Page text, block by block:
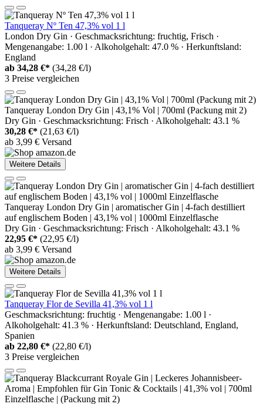
Tanqueray Nº Ten 47,3% vol 1 l
London Dry Gin · Geschmacksrichtung: fruchtig, Frisch ·
Mengenangabe: 1.00 l · Alkoholgehalt: 47.0 % · Herkunftsland:
England
ab 34,28 €* (34,28 €/l)
3 Preise vergleichen
Tanqueray London Dry Gin | 43,1% Vol | 700ml (Packung mit 2)
Dry Gin · Geschmacksrichtung: Frisch · Alkoholgehalt: 43.1 %
30,28 €* (21,63 €/l)
ab 3,99 € Versand
Weitere Details
Tanqueray London Dry Gin | aromatischer Gin | 4-fach destilliert
auf englischem Boden | 43,1% vol | 1000ml Einzelflasche
Dry Gin · Geschmacksrichtung: Frisch · Alkoholgehalt: 43.1 %
22,95 €* (22,95 €/l)
ab 3,99 € Versand
Weitere Details
Tanqueray Flor de Sevilla 41,3% vol 1 l
Geschmacksrichtung: fruchtig · Mengenangabe: 1.00 l ·
Alkoholgehalt: 41.3 % · Herkunftsland: Deutschland, England,
Spanien
ab 22,80 €* (22,80 €/l)
3 Preise vergleichen